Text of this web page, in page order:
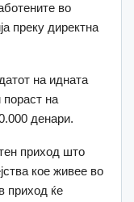
во
преку директна
на идната
пораст на
денари.
приход што
кое живее во
приход ќе